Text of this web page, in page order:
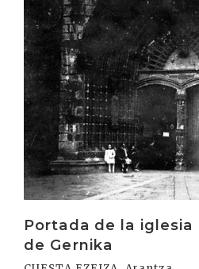
Portada de la iglesia
de Gernika